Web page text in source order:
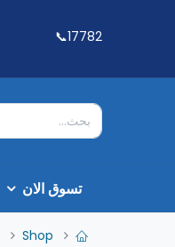
17782📞
تسوق الان
Shop